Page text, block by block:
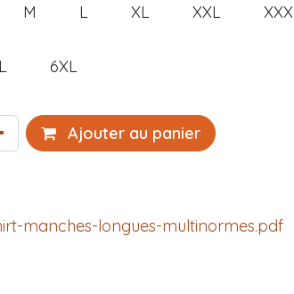
M L XL XXL
6XL
Ajouter au panier
manches-longues-multinormes.pdf